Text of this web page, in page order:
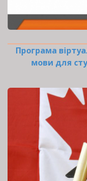
Програма
мови для